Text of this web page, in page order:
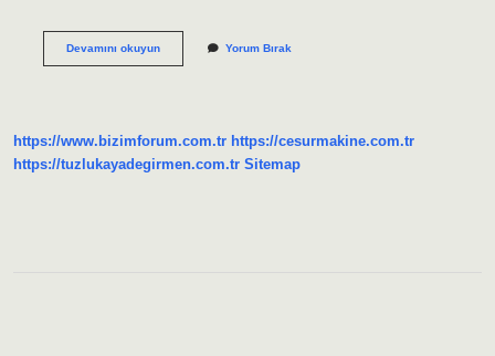
Devamını okuyunDeri
Yorum Bırak
https://www.bizimforum.com.tr https://cesurmakine.com.tr
https://tuzlukayadegirmen.com.tr Sitemap